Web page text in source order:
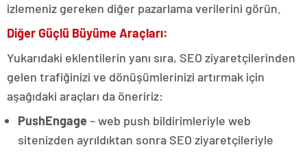
izlemeniz gereken diğer pazarlama verilerini görün.
Diğer Güçlü Büyüme Araçları:
Yukarıdaki eklentilerin yanı sıra, SEO ziyaretçilerinden
gelen trafiğinizi ve dönüşümlerinizi artırmak için
aşağıdaki araçları da öneririz:
PushEngage– web push bildirimleriyle web
sitenizden ayrıldıktan sonra SEO ziyaretçileriyle